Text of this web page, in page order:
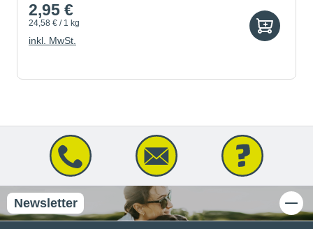
2,95 €
24,58 € / 1 kg
inkl. MwSt.
Newsletter